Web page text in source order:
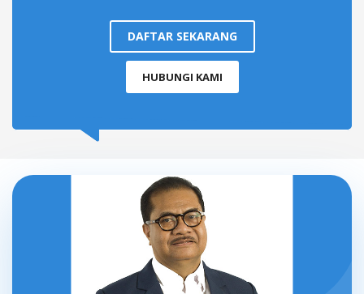
DAFTAR SEKARANG
HUBUNGI KAMI